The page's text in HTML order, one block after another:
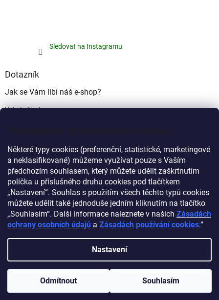
Tato webová stránka používá cookies
Některé typy cookies (preferenční, statistické, marketingové
a neklasifikované) můžeme využívat pouze s Vaším
předchozím souhlasem, který můžete udělit zaškrtnutím
políčka u příslušného druhu cookies pod tlačítkem
„Nastavení“. Souhlas s použitím všech těchto typů cookies
můžete udělit také jednoduše jedním kliknutím na tlačítko
„Souhlasím“. Další informace naleznete v našich Zásadách
ochrany osobních údajů a Zásadách používání cookies.“
Nastavení
Odmítnout Souhlasím
Sledovat na Instagramu
Dotazník
Jak se Vám líbí náš e-shop?
Velmi pěkný
Ujde to
Nelíbí se mi
Počet hlasů:340
Myprovas.cz Obchodnawebu.cz
Vytvořil Shoptet
Copyright 2026Obchodnawebu . Všechna práva vyhrazena.